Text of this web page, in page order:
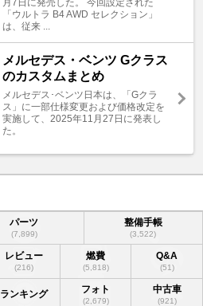
月7日に発売した。 今回設定された
「ウルトラ B4 AWD セレクション」
は、従来 ...
メルセデス・ベンツ Gクラス
のカスタムまとめ
メルセデス･ベンツ日本は、「Gクラ
ス」に一部仕様変更および価格改定を
実施して、2025年11月27日に発表し
た。
パーツ
(7,899)
整備手帳
(3,522)
レビュー
(216)
燃費
(5,818)
Q&A
(51)
ランキング フォト
(2,679)
中古車
(921)